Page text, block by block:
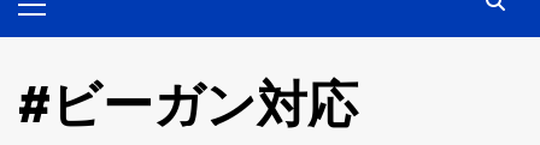
Menu
#ビーガン対応